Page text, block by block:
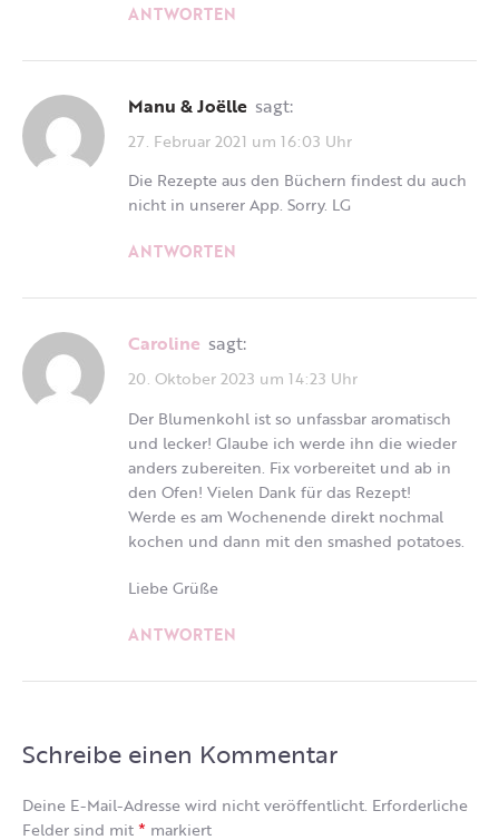
ANTWORTEN
Manu & Joëlle sagt:
27. Februar 2021 um 16:03 Uhr
Die Rezepte aus den Büchern findest du auch
nicht in unserer App. Sorry. LG
ANTWORTEN
Caroline sagt:
20. Oktober 2023 um 14:23 Uhr
Der Blumenkohl ist so unfassbar aromatisch
und lecker! Glaube ich werde ihn die wieder
anders zubereiten. Fix vorbereitet und ab in
den Ofen! Vielen Dank für das Rezept!
Werde es am Wochenende direkt nochmal
kochen und dann mit den smashed potatoes.
Liebe Grüße
ANTWORTEN
Schreibe einen Kommentar
Deine E-Mail-Adresse wird nicht veröffentlicht. Erforderliche
Felder sind mit* markiert